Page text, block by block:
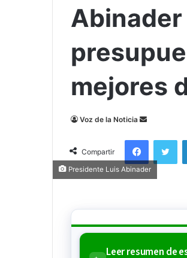
mejores
Voz de la Noticia
Send
email
Compartir
Facebook
Presidente Luis Abinader
Leer resumen de